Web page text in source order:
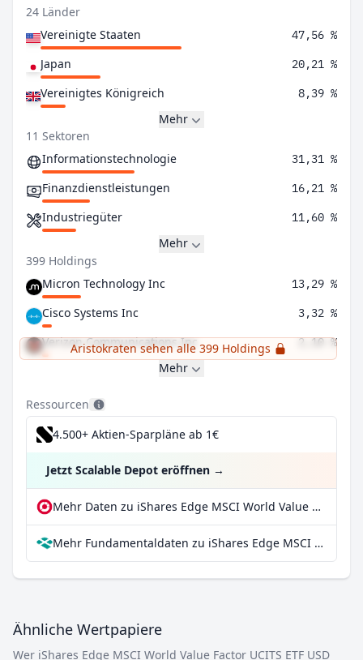
24 Länder
Vereinigte Staaten
47,56 %
Japan 20,21 %
Vereinigtes Königreich 8,39 %
Mehr
11 Sektoren
Informationstechnologie
31,31 %
Finanzdienstleistungen 16,21 %
Industriegüter 11,60 %
Mehr
399 Holdings
Micron Technology Inc
13,29 %
Cisco Systems Inc 3,32 %
Verizon Communications Inc 2,10 %
Aristokraten sehen alle 399 Holdings
Mehr
Ressourcen
4.500+ Aktien-Sparpläne ab 1€
Jetzt Scalable Depot eröffnen →
Mehr Daten zu iShares Edge MSCI World Value Factor UCITS ETF USD (Dist) bei extraETF
Mehr Fundamentaldaten zu iShares Edge MSCI World Value Factor UCITS ETF USD (Dist) bei Parqet
Ähnliche Wertpapiere
Wer iShares Edge MSCI World Value Factor UCITS ETF USD